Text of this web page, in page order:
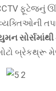
ફૂટેજનું
બ્રેકથ્રૂ